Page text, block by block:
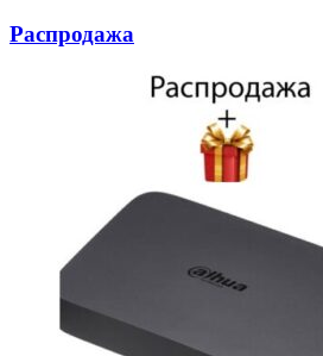
Распродажа